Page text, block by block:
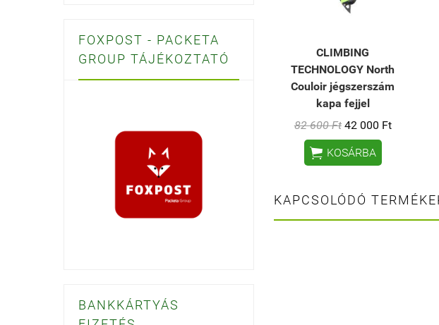
FOXPOST - PACKETA
GROUP TÁJÉKOZTATÓ
BANKKÁRTYÁS
CLIMBING
TECHNOLOGY North
Couloir jégszerszám
kapa fejjel
82 600 Ft 42 000 Ft
 KOSÁRBA
KAPCSOLÓDÓ